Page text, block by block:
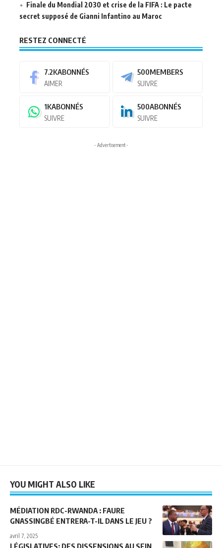
Finale du Mondial 2030 et crise de la FIFA : Le pacte
secret supposé de Gianni Infantino au Maroc
RESTEZ CONNECTÉ
7.2KABONNÉS
AIMER
500MEMBERS
SUIVRE
1KABONNÉS
SUIVRE
500ABONNÉS
SUIVRE
- Advertisement -
YOU MIGHT ALSO LIKE
MÉDIATION RDC-RWANDA : FAURE
GNASSINGBÉ ENTRERA-T-IL DANS LE JEU ?
avril 7, 2025
LÉGISLATIVES: DES DISSENSIONS AU SEIN